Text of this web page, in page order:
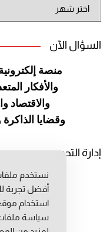
الموقع
السؤال الآن
منصة
والأفكار
والاقتصاد
وقضايا الذاكرة
إدارة التحرير
رئيس
رئيس
مديرة
نستخدم
أفضل تجربة
استخدام
سياسة ملفات